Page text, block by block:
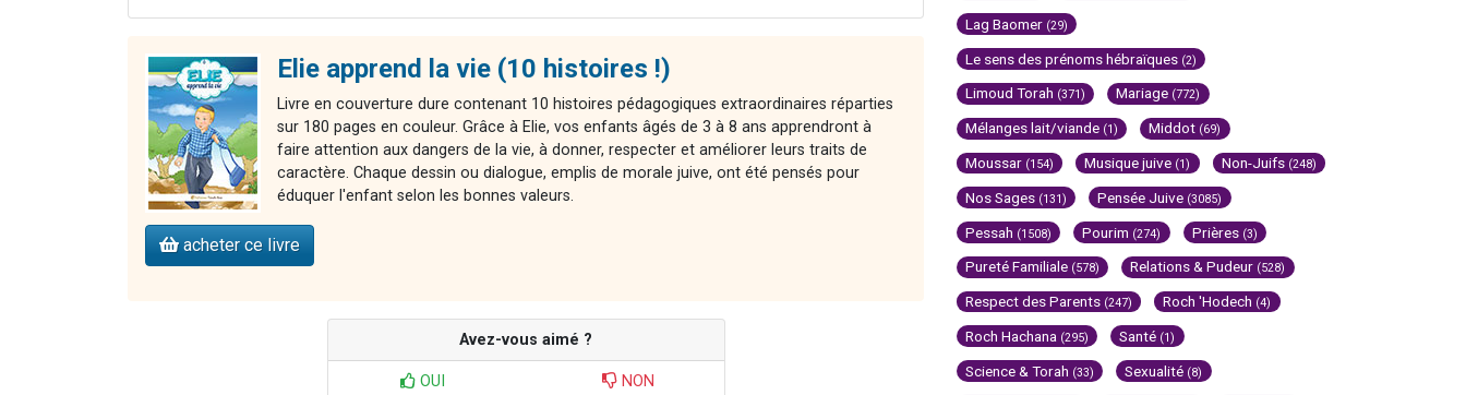
Elie apprend la vie (10 histoires !)
Livre en couverture dure contenant 10 histoires pédagogiques extraordinaires réparties
sur 180 pages en couleur. Grâce à Elie, vos enfants âgés de 3 à 8 ans apprendront à
faire attention aux dangers de la vie, à donner, respecter et améliorer leurs traits de
caractère. Chaque dessin ou dialogue, emplis de morale juive, ont été pensés pour
éduquer l'enfant selon les bonnes valeurs.
acheter ce livre
Avez-vous aimé ?
OUI NON
Lag Baomer (29)
Le sens des prénoms hébraïques (2)
Limoud Torah (371) Mariage (772)
Mélanges lait/viande (1) Middot (69)
Moussar (154) Musique juive (1) Non-Juifs (248)
Nos Sages (131) Pensée Juive (3085)
Pessah (1508) Pourim (274) Prières (3)
Pureté Familiale (578) Relations & Pudeur (528)
Respect des Parents (247) Roch 'Hodech (4)
Roch Hachana (295) Santé (1)
Science & Torah (33) Sexualité (8)